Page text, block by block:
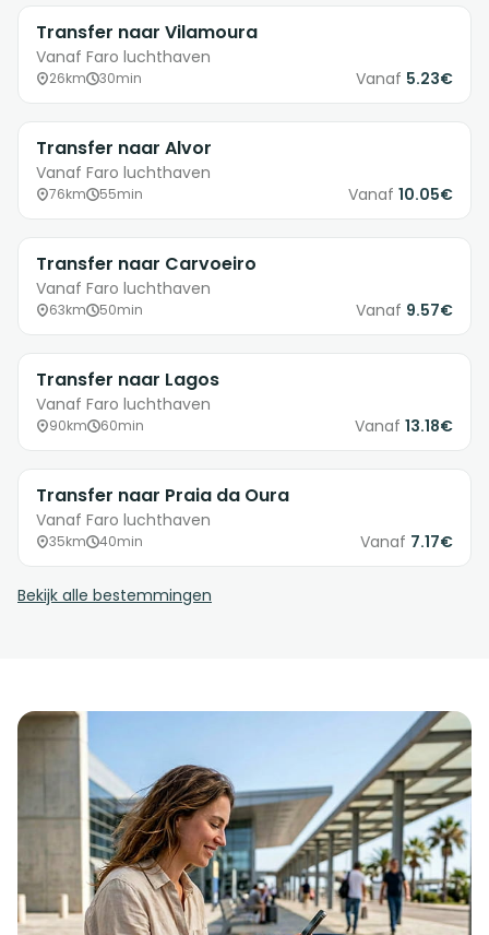
Transfer naar Vilamoura
Vanaf Faro luchthaven
26km 30min Vanaf 5.23€
Transfer naar Alvor
Vanaf Faro luchthaven
76km 55min Vanaf 10.05€
Transfer naar Carvoeiro
Vanaf Faro luchthaven
63km 50min Vanaf 9.57€
Transfer naar Lagos
Vanaf Faro luchthaven
90km 60min Vanaf 13.18€
Transfer naar Praia da Oura
Vanaf Faro luchthaven
35km 40min Vanaf 7.17€
Bekijk alle bestemmingen